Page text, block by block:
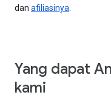
dan afiliasinya.
Yang dapat
kami